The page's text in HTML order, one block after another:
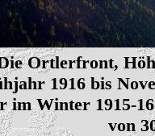
Ortlerfront,
1916 bis
im Winter 1915-
von